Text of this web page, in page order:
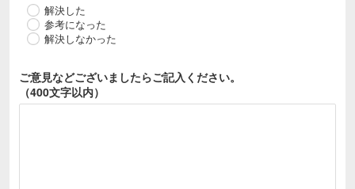
解決した
参考になった
解決しなかった
ご意見などございましたらご記入ください。
（400文字以内）